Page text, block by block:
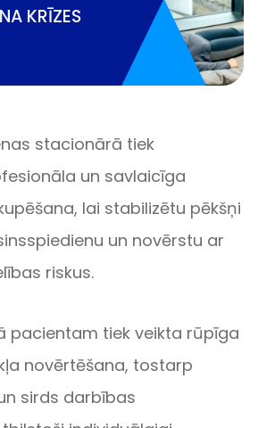
KRĪZES
stacionārā tiek
un savlaicīga
lai stabilizētu pēkšņi
un novērstu ar
riskus.
pacientam tiek veikta rūpīga
novērtēšana, tostarp
sirds darbības